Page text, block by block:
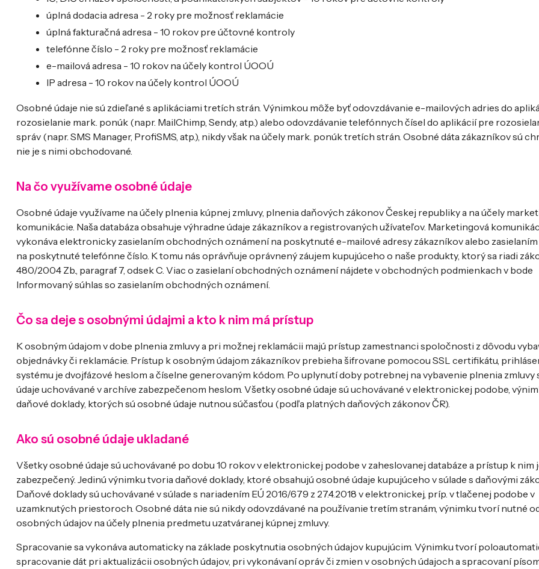
úplná dodacia adresa - 2 roky pre možnosť reklamácie
úplná fakturačná adresa - 10 rokov pre účtovné kontroly
telefónne číslo - 2 roky pre možnosť reklamácie
e-mailová adresa - 10 rokov na účely kontrol ÚOOÚ
IP adresa - 10 rokov na účely kontrol ÚOOÚ
Osobné údaje nie sú zdieľané s aplikáciami tretích strán. Výnimkou môže byť odovzdávanie e-mailových adries do
rozosielanie mark. ponúk (napr. MailChimp, Sendy, atp.) alebo odovzdávanie telefónnych čísel do aplikácií pre
správ (napr. SMS Manager, ProfiSMS, atp.), nikdy však na účely mark. ponúk tretích strán. Osobné dáta zákazníkov sú
nie je s nimi obchodované.
Na čo využívame osobné údaje
Osobné údaje využívame na účely plnenia kúpnej zmluvy, plnenia daňových zákonov Českej republiky a na účely
komunikácie. Naša databáza obsahuje výhradne údaje zákazníkov a registrovaných užívateľov. Marketingová
vykonáva elektronicky zasielaním obchodných oznámení na poskytnuté e-mailové adresy zákazníkov alebo zasielaním
na poskytnuté telefónne číslo. K tomu nás oprávňuje oprávnený záujem kupujúceho o naše produkty, ktorý sa riadi
480/2004 Zb., paragraf 7, odsek C. Viac o zasielaní obchodných oznámení nájdete v obchodných podmienkach v bode
Informovaný súhlas so zasielaním obchodných oznámení.
Čo sa deje s osobnými údajmi a kto k nim má prístup
K osobným údajom v dobe plnenia zmluvy a pri možnej reklamácii majú prístup zamestnanci spoločnosti z dôvodu
objednávky či reklamácie. Prístup k osobným údajom zákazníkov prebieha šifrovane pomocou SSL certifikátu,
systému je dvojfázové heslom a číselne generovaným kódom. Po uplynutí doby potrebnej na vybavenie plnenia zmluvy
údaje uchovávané v archíve zabezpečenom heslom. Všetky osobné údaje sú uchovávané v elektronickej podobe,
daňové doklady, ktorých sú osobné údaje nutnou súčasťou (podľa platných daňových zákonov ČR).
Ako sú osobné údaje ukladané
Všetky osobné údaje sú uchovávané po dobu 10 rokov v elektronickej podobe v zaheslovanej databáze a prístup k nim
zabezpečený. Jedinú výnimku tvoria daňové doklady, ktoré obsahujú osobné údaje kupujúceho v súlade s daňovými
Daňové doklady sú uchovávané v súlade s nariadením EÚ 2016/679 z 27.4.2018 v elektronickej, príp. v tlačenej podobe v
uzamknutých priestoroch. Osobné dáta nie sú nikdy odovzdávané na používanie tretím stranám, výnimku tvorí nutné
osobných údajov na účely plnenia predmetu uzatváranej kúpnej zmluvy.
Spracovanie sa vykonáva automaticky na základe poskytnutia osobných údajov kupujúcim. Výnimku tvorí
spracovanie dát pri aktualizácii osobných údajov, pri vykonávaní opráv či zmien v osobných údajoch a spracovaní